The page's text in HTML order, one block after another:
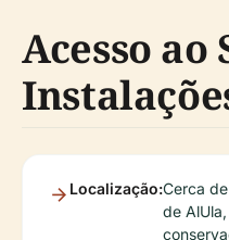
Acesso ao
Localização:Cerca
de